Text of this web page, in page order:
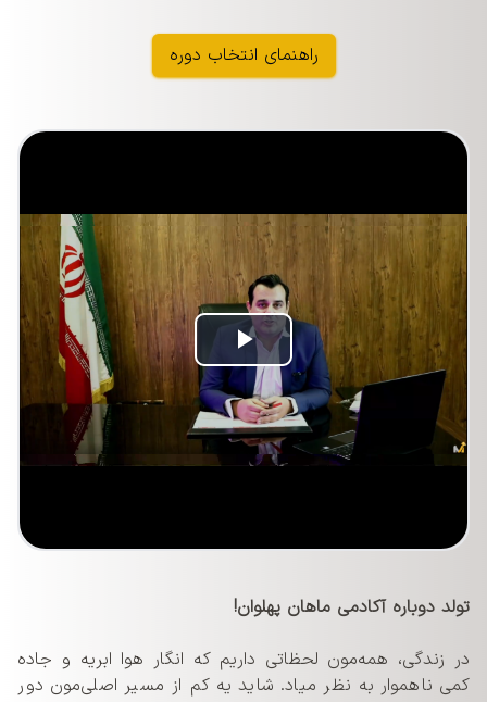
راهنمای انتخاب دوره
Play
Video
تولد دوباره آکادمی ماهان پهلوان!
در زندگی‌، همه‌مون لحظاتی داریم که انگار هوا ابریه و جاده
کمی ناهموار به نظر میاد. شاید یه کم از مسیر اصلی‌مون دور